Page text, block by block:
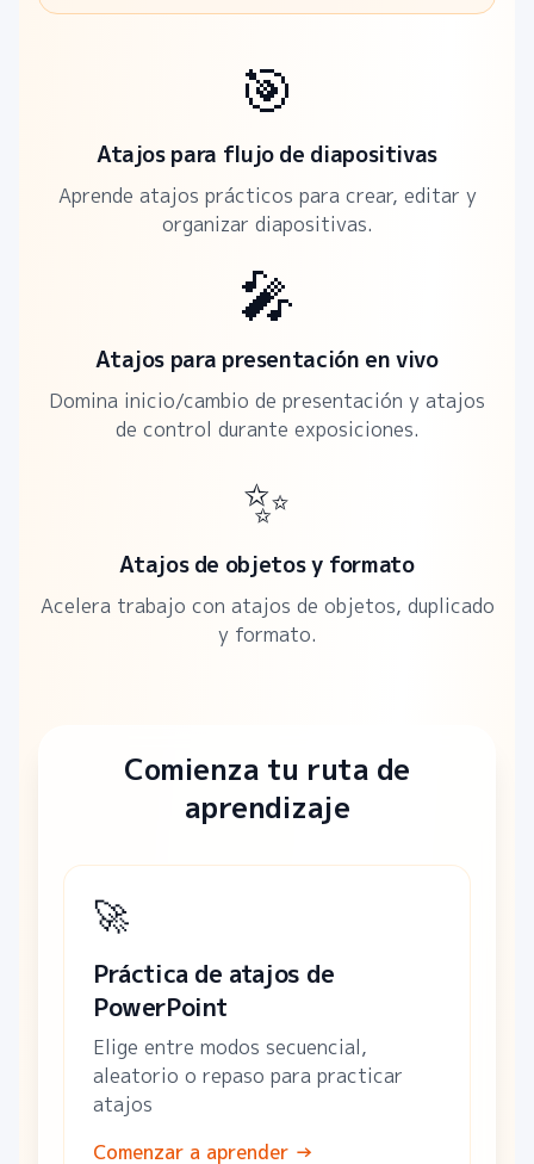
🎯
Atajos para flujo de diapositivas
Aprende atajos prácticos para crear, editar y
organizar diapositivas.
🎤
Atajos para presentación en vivo
Domina inicio/cambio de presentación y atajos
de control durante exposiciones.
✨
Atajos de objetos y formato
Acelera trabajo con atajos de objetos, duplicado
y formato.
Comienza tu ruta de
aprendizaje
🚀
Práctica de atajos de
PowerPoint
Elige entre modos secuencial,
aleatorio o repaso para practicar
atajos
Comenzar a aprender →